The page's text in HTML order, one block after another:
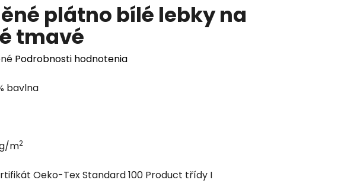
plátno bílé lebky na
tmavé
Podrobnosti hodnotenia
bavlna
m2
Oeko-Tex Standard 100 Product třídy I